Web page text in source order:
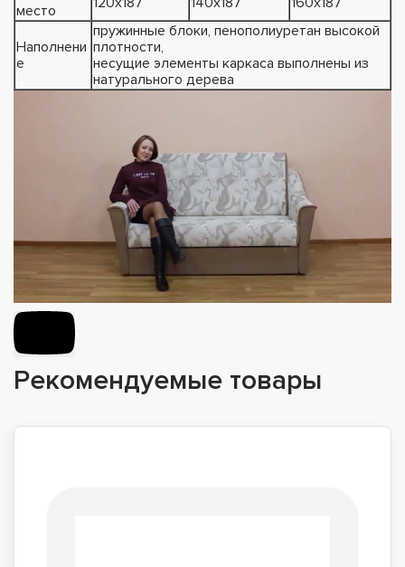
место
Наполнени
е
пружинные блоки, пенополиуретан высокой
плотности,
несущие элементы каркаса выполнены из
натурального дерева
Рекомендуемые товары